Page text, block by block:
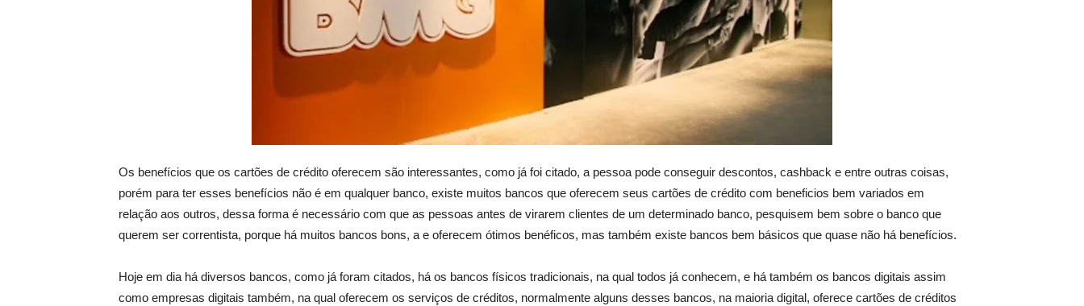
Os benefícios que os cartões de crédito oferecem são interessantes, como já foi citado, a pessoa pode conseguir descontos, cashback e entre outras coisas,
porém para ter esses benefícios não é em qualquer banco, existe muitos bancos que oferecem seus cartões de crédito com beneficios bem variados em
relação aos outros, dessa forma é necessário com que as pessoas antes de virarem clientes de um determinado banco, pesquisem bem sobre o banco que
querem ser correntista, porque há muitos bancos bons, a e oferecem ótimos benéficos, mas também existe bancos bem básicos que quase não há benefícios.
Hoje em dia há diversos bancos, como já foram citados, há os bancos físicos tradicionais, na qual todos já conhecem, e há também os bancos digitais assim
como empresas digitais também, na qual oferecem os serviços de créditos, normalmente alguns desses bancos, na maioria digital, oferece cartões de créditos